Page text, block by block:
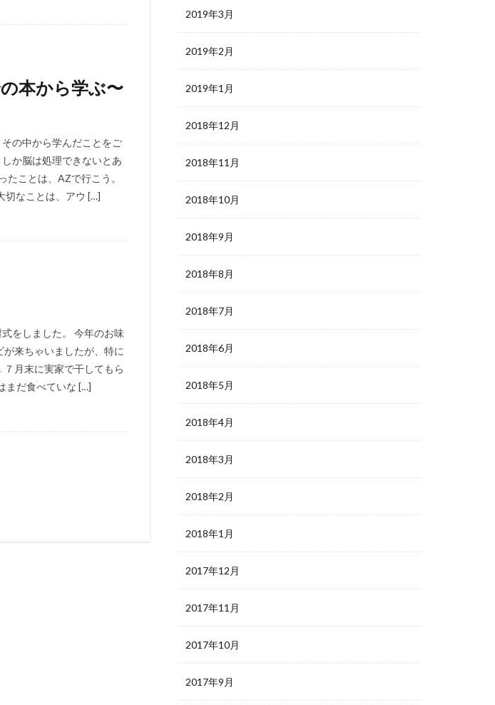
本から学ぶ〜
の中から学んだことをご
か脳は処理できないとあ
ことは、AZで行こう。
切なことは、アウ […]
をしました。 今年のお味
来ちゃいましたが、特に
月末に実家で干してもら
まだ食べていな […]
2019年3月
2019年2月
2019年1月
2018年12月
2018年11月
2018年10月
2018年9月
2018年8月
2018年7月
2018年6月
2018年5月
2018年4月
2018年3月
2018年2月
2018年1月
2017年12月
2017年11月
2017年10月
2017年9月